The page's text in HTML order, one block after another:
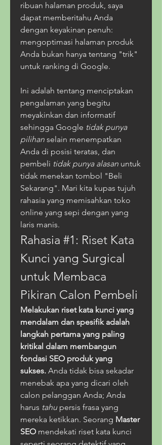
ribuan halaman produk, saya
dapat memberitahu Anda
dengan keyakinan penuh:
mengoptimasi halaman produk
Anda bukan hanya tentang "trik"
untuk ranking di Google.
Ini adalah tentang menciptakan
pengalaman yang begitu
meyakinkan dan informatif
sehingga Google tidak punya
pilihan selain menempatkan
Anda di posisi teratas, dan
pembeli tidak punya alasan untuk
tidak menekan tombol "Beli
Sekarang". Mari kita kupas tujuh
rahasia yang memisahkan toko
online yang sepi dengan yang
laris manis.
Rahasia #1: Riset Kata
Kunci yang Surgical
untuk Membaca
Pikiran Calon Pembeli
Melakukan riset kata kunci yang
mendalam dan spesifik adalah
langkah pertama yang paling
kritikal dalam membangun
fondasi SEO produk yang
sukses. Anda tidak bisa sekadar
menebak apa yang dicari oleh
calon pelanggan Anda; Anda
harus tahu persis frasa yang
mereka ketikkan. Seorang Master
SEO mendekati riset kata kunci